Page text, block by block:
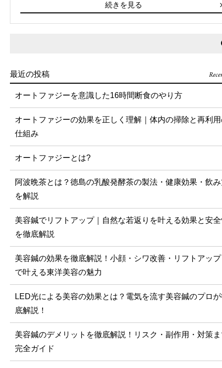
続きを見る
最近の投稿
オートファジーを意識した16時間断食のやり方
オートファジーの効果を正しく理解｜体内の掃除と再利
仕組み
オートファジーとは?
阿波晩茶とは？徳島の乳酸発酵茶の製法・健康効果・飲
を解説
美容鍼でリフトアップ｜自然な若返りを叶える効果と安
を徹底解説
美容鍼の効果を徹底解説！小顔・シワ改善・リフトアッ
で叶える東洋美容の魅力
LED光による美容の効果とは？電気を流す美容鍼のプロ
底解説！
美容鍼のデメリットを徹底解説！リスク・副作用・対策
完全ガイド